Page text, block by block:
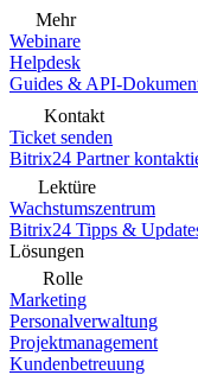
Mehr
Webinare
Helpdesk
Guides & API-
Kontakt
Ticket senden
Bitrix24 Partner
Lektüre
Wachstumszentrum
Bitrix24 Tipps &
Lösungen
Rolle
Marketing
Personalverwaltung
Projektmanagement
Kundenbetreuung